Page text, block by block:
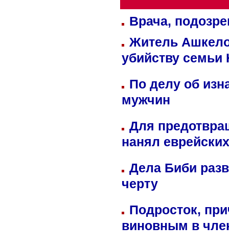
Врача,
Житель
убийству семьи
По делу об
мужчин
Для
нанял
Дела Биби
черту
Подросток,
виновным в